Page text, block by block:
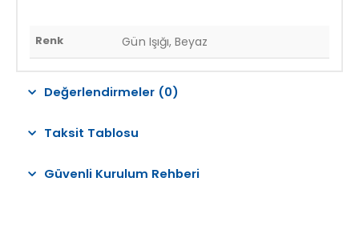
Renk Gün Işığı, Beyaz
Değerlendirmeler (0)
Taksit Tablosu
Güvenli Kurulum Rehberi